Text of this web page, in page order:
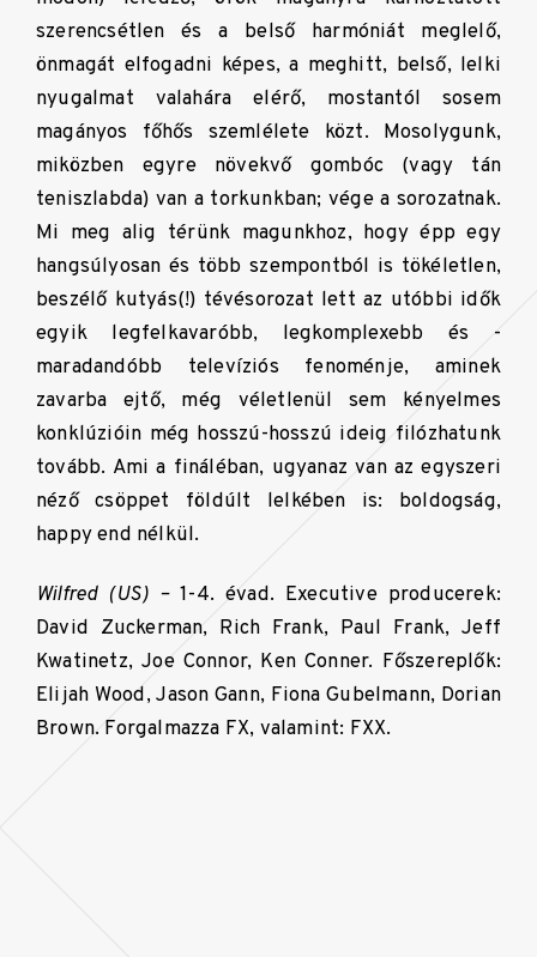
szerencsétlen és a belső harmóniát meglelő,
önmagát elfogadni képes, a meghitt, belső, lelki
nyugalmat valahára elérő, mostantól sosem
magányos főhős szemlélete közt. Mosolygunk,
miközben egyre növekvő gombóc (vagy tán
teniszlabda) van a torkunkban; vége a sorozatnak.
Mi meg alig térünk magunkhoz, hogy épp egy
hangsúlyosan és több szempontból is tökéletlen,
beszélő kutyás(!) tévésorozat lett az utóbbi idők
egyik legfelkavaróbb, legkomplexebb és -
maradandóbb televíziós fenoménje, aminek
zavarba ejtő, még véletlenül sem kényelmes
konklúzióin még hosszú-hosszú ideig filózhatunk
tovább. Ami a fináléban, ugyanaz van az egyszeri
néző csöppet földúlt lelkében is: boldogság,
happy end nélkül.
Wilfred (US) –1-4. évad. Executive producerek:
David Zuckerman, Rich Frank, Paul Frank, Jeff
Kwatinetz, Joe Connor, Ken Conner. Főszereplők:
Elijah Wood, Jason Gann, Fiona Gubelmann, Dorian
Brown. Forgalmazza FX, valamint: FXX.